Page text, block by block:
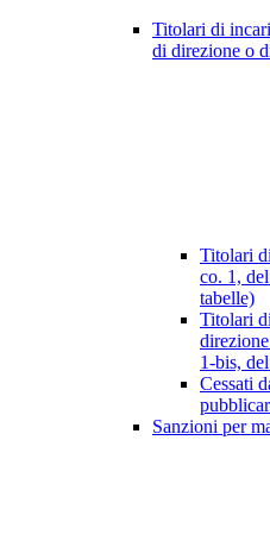
Titolari di
di direzione o
Titolari
co. 1,
tabelle)
Titolari
1-bis,
Cessati
Sanzioni per